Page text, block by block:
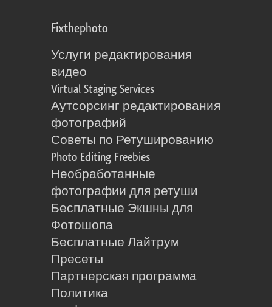
Fixthephoto
Услуги редактирования
видео
Virtual Staging Services
Аутсорсинг редактирования
фотографий
Советы по Ретушированию
Photo Editing Freebies
Необработанные
фотографии для ретуши
Бесплатные Экшны для
Фотошопа
Бесплатные Лайтрум
Пресеты
Партнерская программа
Политика